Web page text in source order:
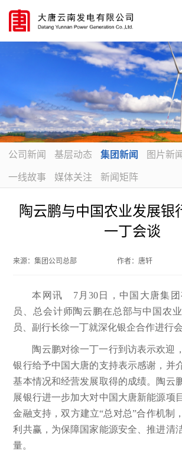
公司新闻 基层动态 集团新闻 图片新
一线故事
媒体关注 新闻矩阵
陶云鹏与中国农业发展银
一丁会谈
来源：集团公司总部 作者： 唐轩
本网讯 7月30日，中国大唐集团
员、总会计师陶云鹏在总部与中国农
员、副行长徐一丁就深化银企合作进行会
陶云鹏对徐一丁一行到访表示欢迎
银行给予中国大唐的支持表示感谢，并
基本情况和经营发展取得的成绩。陶云
展银行进一步加大对中国大唐新能源项
金融支持，双方建立“总对总”合作机制
利共赢，为保障国家能源安全、推进清
量。